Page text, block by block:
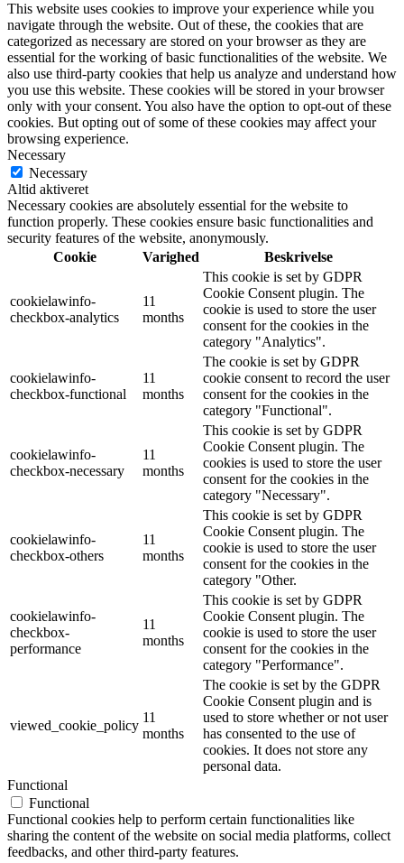
This website uses cookies to improve your experience while you
navigate through the website. Out of these, the cookies that are
categorized as necessary are stored on your browser as they are
essential for the working of basic functionalities of the website. We
also use third-party cookies that help us analyze and understand how
you use this website. These cookies will be stored in your browser
only with your consent. You also have the option to opt-out of these
cookies. But opting out of some of these cookies may affect your
browsing experience.
Necessary
Necessary
Altid aktiveret
Necessary cookies are absolutely essential for the website to
function properly. These cookies ensure basic functionalities and
security features of the website, anonymously.
Cookie
Varighed Beskrivelse
cookielawinfo-
checkbox-analytics
11
months
This cookie is set by GDPR
Cookie Consent plugin. The
cookie is used to store the user
consent for the cookies in the
category "Analytics".
cookielawinfo-
checkbox-functional
11
months
The cookie is set by GDPR
cookie consent to record the user
consent for the cookies in the
category "Functional".
cookielawinfo-
checkbox-necessary
11
months
This cookie is set by GDPR
Cookie Consent plugin. The
cookies is used to store the user
consent for the cookies in the
category "Necessary".
cookielawinfo-
checkbox-others
11
months
This cookie is set by GDPR
Cookie Consent plugin. The
cookie is used to store the user
consent for the cookies in the
category "Other.
cookielawinfo-
checkbox-
performance
11
months
This cookie is set by GDPR
Cookie Consent plugin. The
cookie is used to store the user
consent for the cookies in the
category "Performance".
viewed_cookie_policy
11
months
The cookie is set by the GDPR
Cookie Consent plugin and is
used to store whether or not user
has consented to the use of
cookies. It does not store any
personal data.
Functional
Functional
Functional cookies help to perform certain functionalities like
sharing the content of the website on social media platforms, collect
feedbacks, and other third-party features.